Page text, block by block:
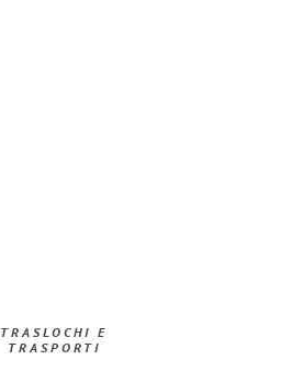
TRASLOCHI E
TRASPORTI​